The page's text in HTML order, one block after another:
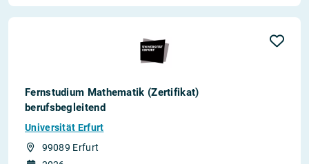
Fernstudium Mathematik (Zertifikat)
berufsbegleitend
Universität Erfurt
99089 Erfurt